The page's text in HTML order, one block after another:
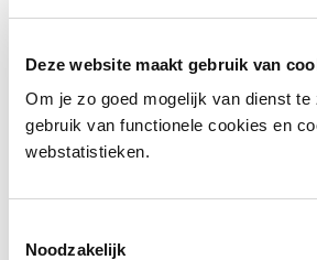
Deze website maakt gebruik van
Om je zo goed mogelijk van dienst te
gebruik van functionele cookies en
webstatistieken.
Noodzakelijk
Social media
Deel deze pagina